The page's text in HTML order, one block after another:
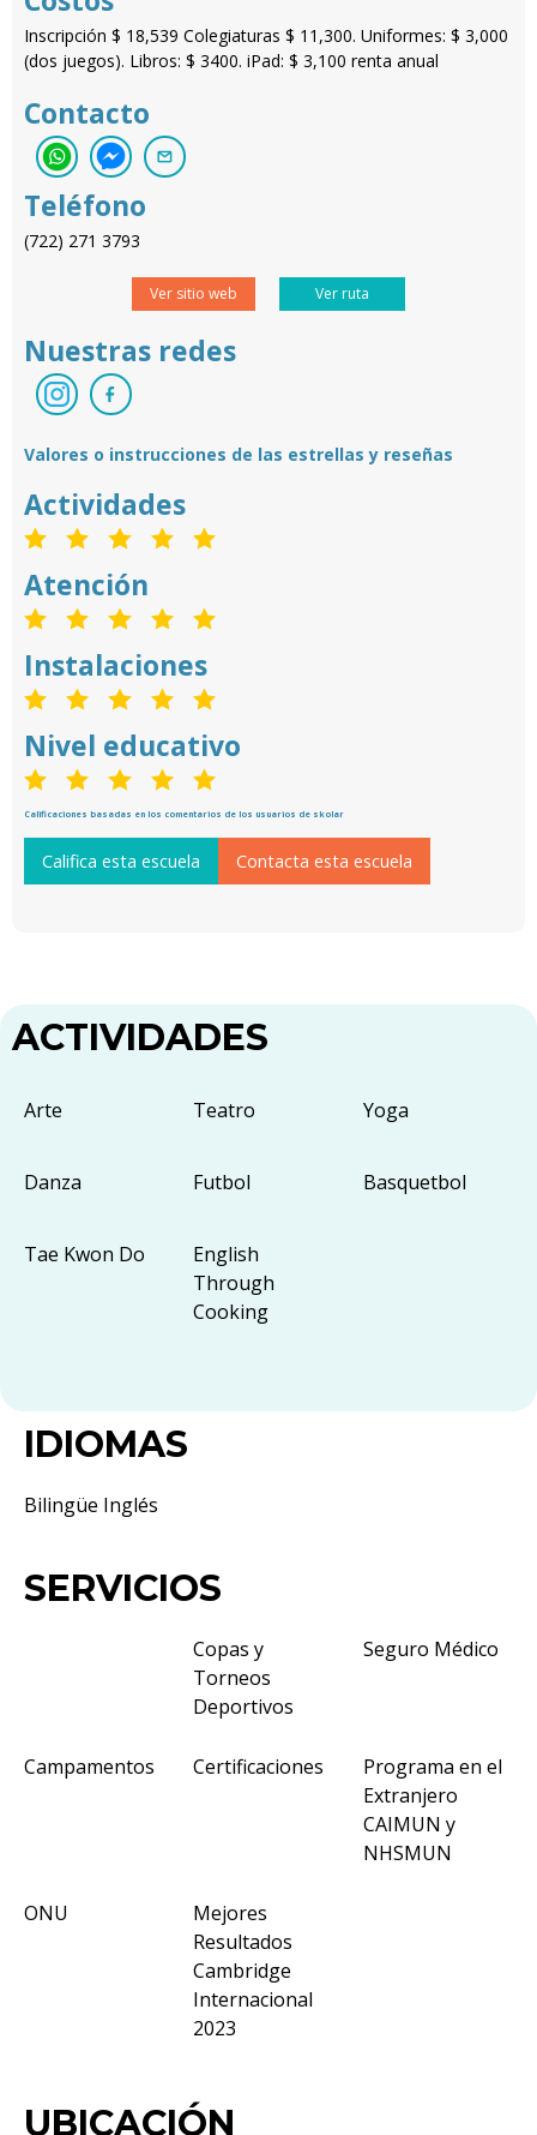
Inscripción $ 18,539 Colegiaturas $ 11,300. Uniformes: $ 3,000
(dos juegos). Libros: $ 3400. iPad: $ 3,100 renta anual
Contacto
Teléfono
(722) 271 3793
Ver sitio web Ver ruta
Nuestras redes
Valores o instrucciones de las estrellas y reseñas
Actividades
Atención
Instalaciones
Nivel educativo
Calificaciones basadas en los comentarios de los usuarios de skolar
Califica esta escuela Contacta esta escuela
ACTIVIDADES
Arte Teatro Yoga
Danza Futbol Basquetbol
Tae Kwon Do
English
Through
Cooking
IDIOMAS
Bilingüe Inglés
SERVICIOS
Copas y
Torneos
Deportivos
Seguro Médico
Campamentos Certificaciones
Programa en el
Extranjero
CAIMUN y
NHSMUN
ONU
Mejores
Resultados
Cambridge
Internacional
2023
UBICACIÓN